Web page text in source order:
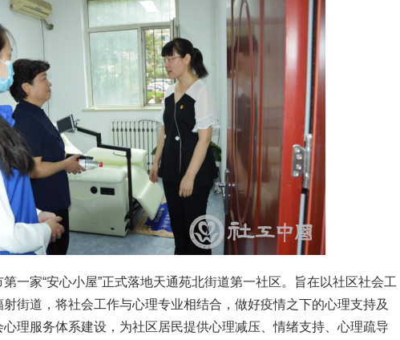
一家“安心小屋”正式落地天通苑北街道第一社区。旨在以社区社会工
街道，将社会工作与心理专业相结合，做好疫情之下的心理支持及
理服务体系建设，为社区居民提供心理减压、情绪支持、心理疏导